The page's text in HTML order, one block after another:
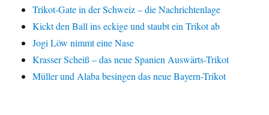
Trikot-Gate in der Schweiz – die Nachrichtenlage
Kickt den Ball ins eckige und staubt ein Trikot ab
Jogi Löw nimmt eine Nase
Krasser Scheiß – das neue Spanien Auswärts-Trikot
Müller und Alaba besingen das neue Bayern-Trikot